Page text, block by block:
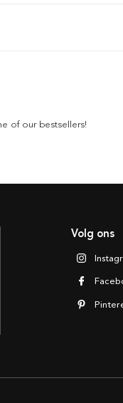
of our bestsellers!
Volg ons